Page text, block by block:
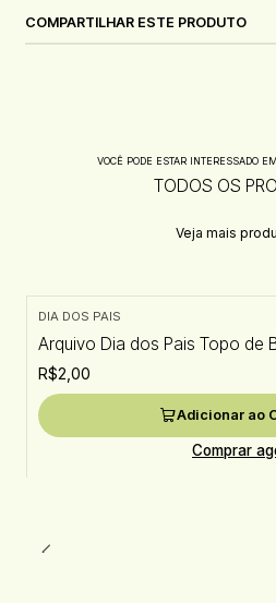
COMPARTILHAR ESTE PRODUTO
VOCÊ PODE ESTAR INTERESSADO
TODOS OS
Veja mais
DIA DOS PAIS
Arquivo Dia dos Pais Topo de
R$2,00
Adicionar ao
Comprar